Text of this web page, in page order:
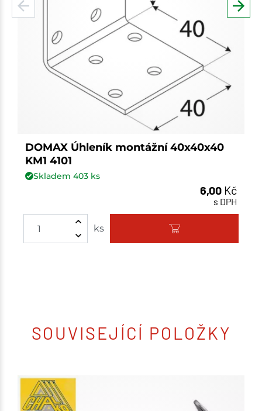
DOMAX Úhleník montážní 40x40x40
KM1 4101
Skladem 403ks
6,00 Kč
s DPH
ks Množství
SOUVISEJÍCÍ POLOŽKY